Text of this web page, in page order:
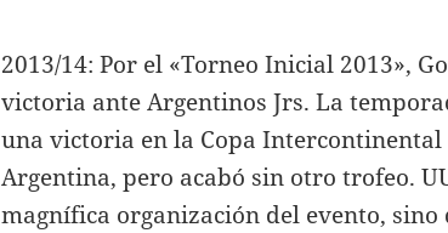
2013/14: Por el «Torneo Inicial 2013»,
victoria ante Argentinos Jrs. La
una victoria en la Copa Intercontinental
Argentina, pero acabó sin otro trofeo.
magnífica organización del evento,